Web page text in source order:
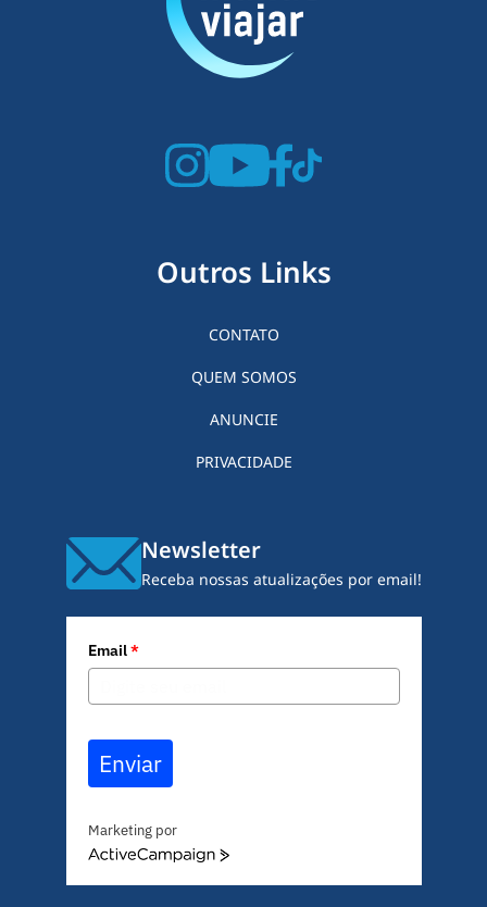
Outros Links
CONTATO
QUEM SOMOS
ANUNCIE
PRIVACIDADE
Newsletter
Receba nossas atualizações por email!
Email*
Enviar
Marketing por
A